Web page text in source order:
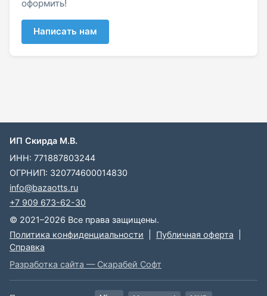
оформить!
Написать нам
ИП Скирда М.В.
ИНН: 771887803244
ОГРНИП: 320774600014830
info@bazaotts.ru
+7 909 673-62-30
© 2021–2026 Все права защищены.
Политика конфиденциальности
Публичная оферта
Справка
Разработка сайта — Скарабей Софт